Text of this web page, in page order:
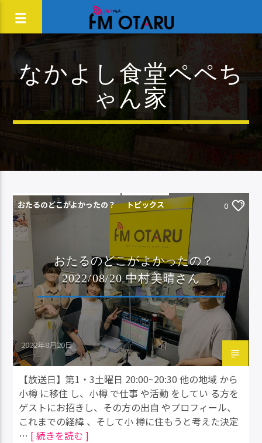
なかよし食堂ペペち
ゃん家
おたるのどこがよかったの？ トピックス 0
おたるのどこがよかったの？
2022/08/20 中村美晴さん
2022年8月20日
【放送日】第1・3土曜日 20:00~20:30 他の地域 から
小樽 に移住 し、小樽 で仕事 や活動 をしてい る方を
ゲストにお招きし、その方の出自 やプロフィール、
これまでの経緯 、そして小 樽に住もうと考えた決定
… [ 続きを読む ]